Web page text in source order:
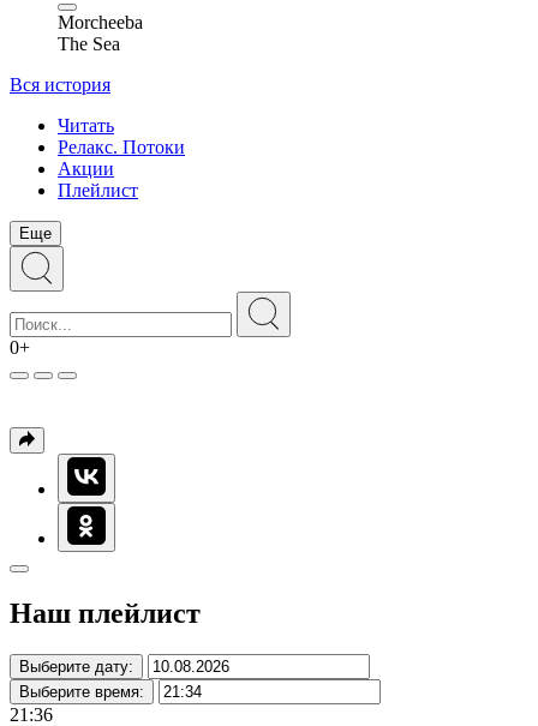
Morcheeba
The Sea
Вся история
Читать
Релакс. Потоки
Акции
Плейлист
Еще
0+
Наш плейлист
Выберите дату:
Выберите время:
21:36